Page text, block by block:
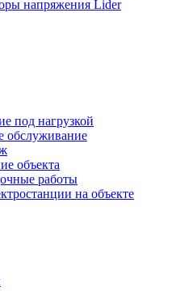
напряжения Lider
под нагрузкой
обслуживание
объекта
работы
на объекте